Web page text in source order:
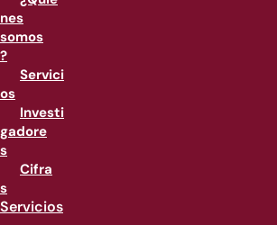
nes
somos
?
Servici
os
Investi
gadore
s
Cifra
s
Servicios